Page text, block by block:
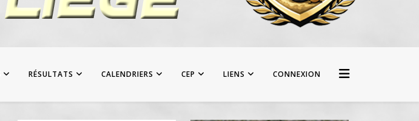
RÉSULTATS CALENDRIERS CEP LIENS CONNEXION